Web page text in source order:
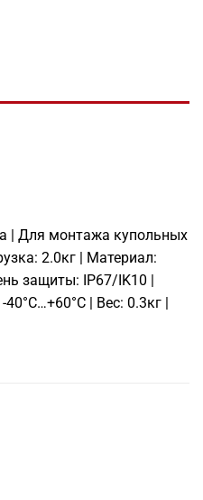
| Для монтажа купольных
2.0кг | Материал:
защиты: IP67/IK10 |
| Вес: 0.3кг |